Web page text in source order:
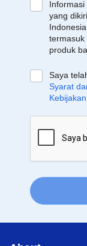
yang
termasuk
produk
Saya
Syarat